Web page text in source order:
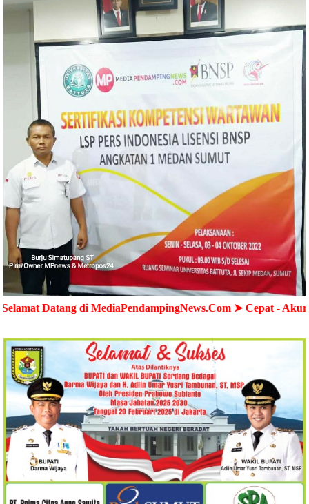
di MediaPendampingNews.Com ➤ Cepat - Akurat -